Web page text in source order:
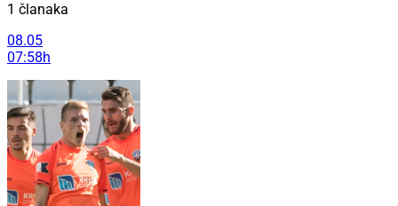
1 članaka
08.05
07:58h